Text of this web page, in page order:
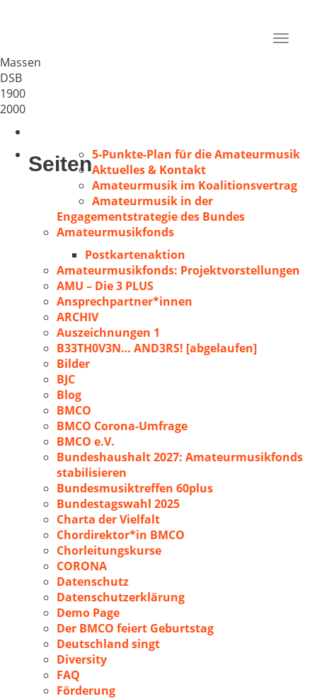
Toggle
Massen
DSB
1900
2000
Seiten5-Punkte-Plan für die Amateurmusik
Aktuelles & Kontakt
Amateurmusik im Koalitionsvertrag
Amateurmusik in der
Engagementstrategie des Bundes
Amateurmusikfonds
Postkartenaktion
Amateurmusikfonds: Projektvorstellungen
AMU – Die 3 PLUS
Ansprechpartner*innen
ARCHIV
Auszeichnungen 1
B33TH0V3N… AND3RS! [abgelaufen]
Bilder
BJC
Blog
BMCO
BMCO Corona-Umfrage
BMCO e.V.
Bundeshaushalt 2027: Amateurmusikfonds
stabilisieren
Bundesmusiktreffen 60plus
Bundestagswahl 2025
Charta der Vielfalt
Chordirektor*in BMCO
Chorleitungskurse
CORONA
Datenschutz
Datenschutzerklärung
Demo Page
Der BMCO feiert Geburtstag
Deutschland singt
Diversity
FAQ
Förderung